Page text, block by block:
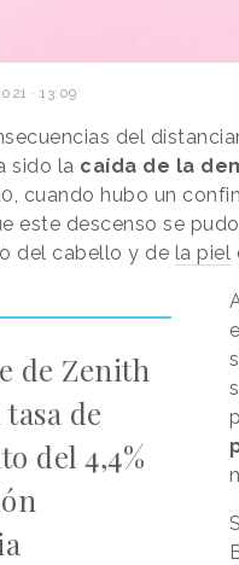
· 13:09
del
sido la caída de la
cuando hubo un
este descenso se
del cabello y de la piel
de Zenith
de
del 4,4%